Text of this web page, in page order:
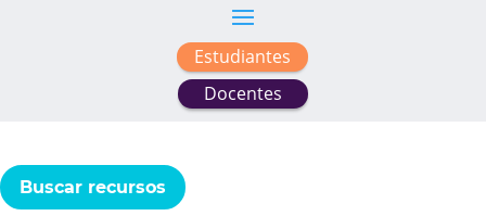
Estudiantes
Docentes
Buscar recursos